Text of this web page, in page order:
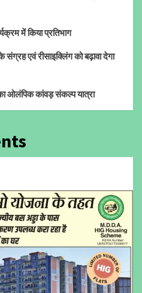
में किया प्रतिभाग
संग्रह एवं रीसाइक्लिंग को बढ़ावा देगा
ओलंपिक कांवड़ संकल्प यात्रा